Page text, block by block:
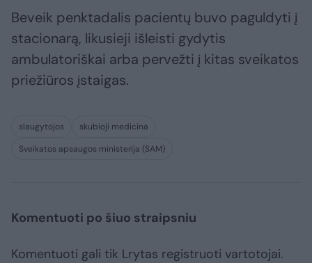
Beveik penktadalis pacientų buvo paguldyti į
stacionarą, likusieji išleisti gydytis
ambulatoriškai arba pervežti į kitas sveikatos
priežiūros įstaigas.
slaugytojos
skubioji medicina
Sveikatos apsaugos ministerija (SAM)
Komentuoti po šiuo straipsniu
Komentuoti gali tik Lrytas registruoti vartotojai.